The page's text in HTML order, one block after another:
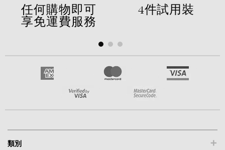
任何購物即可
享免運費服務
4件試用裝
+
類別